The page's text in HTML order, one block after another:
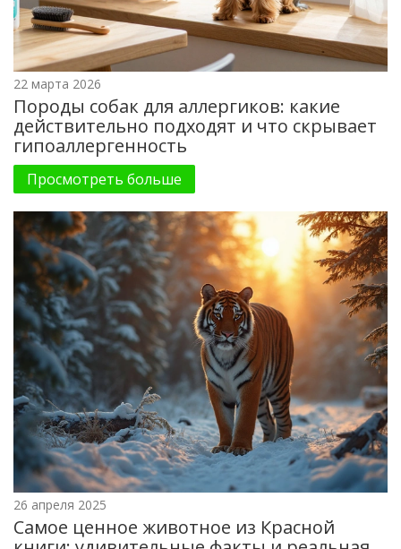
22 марта 2026
Породы собак для аллергиков: какие
действительно подходят и что скрывает
гипоаллергенность
Просмотреть больше
26 апреля 2025
Самое ценное животное из Красной